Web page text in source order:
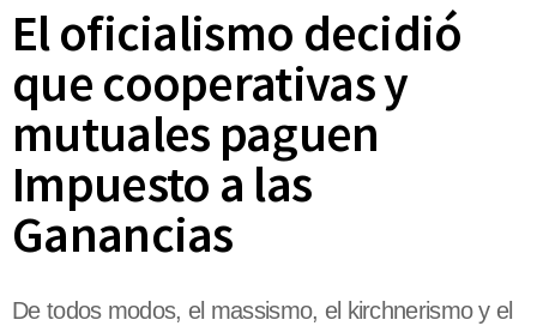
El oficialismo decidió
que cooperativas y
mutuales paguen
Impuesto a las
Ganancias
De todos modos, el massismo, el kirchnerismo y el